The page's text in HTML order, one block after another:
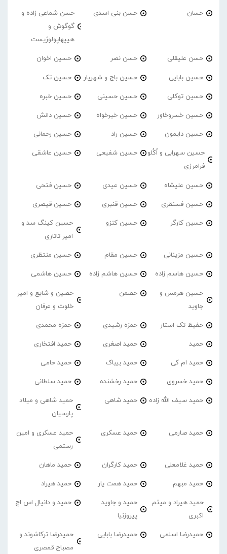
حسان حسن بنی اسدی
حسن شماعی زاده و
گوگوش و
هیپهاپولوژیست
حسن علیقلی حسن نصر حسین اخوان
حسین بابایی حسین باج و شهریار حسین تک
حسین توکلی حسین حسینی حسین خبره
حسین خسروخاور حسین خیرخواه حسین دانش
حسین دایمون حسین راد حسین رحمانی
حسین سهرابی و اُکُلو
فرامرزی
حسین شفیعی حسین عاشقی
حسین علیشاه حسین عیدی حسین فتحی
حسین فسنقری حسین قنبری حسین قیصری
حسین کارگر حسین کنزو
حسین کینگ سد و
امیر تاتاری
حسین مزینانی حسین مقام حسین منتظری
حسین هاسم زاده حسین هاشم زاده حسین هاشمی
حسین هرمس و
جاوید
حصمن
حصین و شایع و امیر
خلوت و عرفان
حفیظ تک استار حمزه رشیدی حمزه محمدی
حمید حمید اصغری حمید افتخاری
حمید ام کی حمید بیباک حمید حامی
حمید خسروی حمید رخشنده حمید سلطانی
حمید سیف الله زاده حمید شاهی
حمید شاهی و میلاد
پارسیان
حمید صارمی حمید عسکری
حمید عسکری و امین
رستمی
حمید غلامعلی حمید کارگران حمید ماهان
حمید مبهم حمید همت یار حمید هیراد
حمید هیراد و میثم
اکبری
حمید و جاوید
پیروزنیا
حمید و دانیال اس اچ
حمیدرضا اسلمی حمیدرضا بابایی
حمیدرضا ترکاشوند و
مصباح قمصری